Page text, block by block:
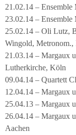
21.02.14 –
23.02.14 –
25.02.14 – Oli Lutz,
Wingold, Metronom.,
21.03.14 – Margaux
Lutherkirche, Köln
09.04.14 – Quartett
12.04.14 – Margaux
25.04.13 – Margaux
26.04.14 – Margaux
Aachen